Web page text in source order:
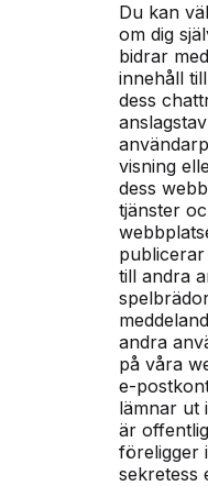
Du kan
om dig
bidrar
innehåll
dess
visning
dess
tjänster
till andra
andra
på våra
e-
lämnar ut
är
föreligger
sekretess